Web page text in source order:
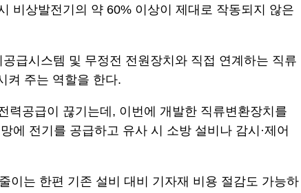
비상발전기의 약 60% 이상이 제대로 작동되지 않은
급시스템 및 무정전 전원장치와 직접 연계하는 직류
켜 주는 역할을 한다.
력공급이 끊기는데, 이번에 개발한 직류변환장치를
에 전기를 공급하고 유사 시 소방 설비나 감시·제어
이는 한편 기존 설비 대비 기자재 비용 절감도 가능하